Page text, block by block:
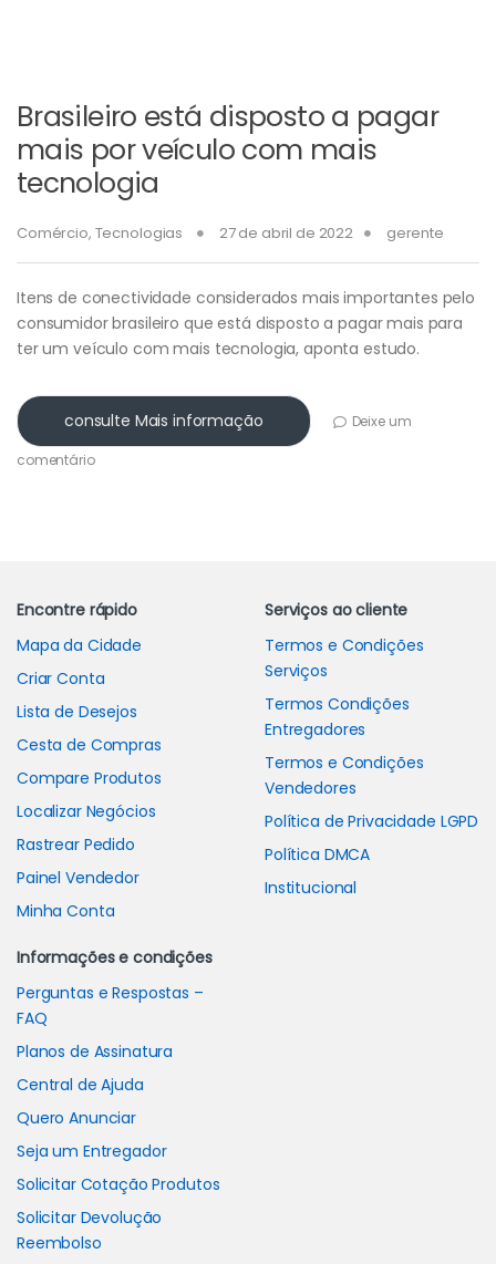
Brasileiro está disposto a pagar
mais por veículo com mais
tecnologia
Comércio, Tecnologias 27 de abril de 2022 gerente
Itens de conectividade considerados mais importantes pelo
consumidor brasileiro que está disposto a pagar mais para
ter um veículo com mais tecnologia, aponta estudo.
consulte Mais informação Deixe um
comentário
Encontre rápido
Mapa da Cidade
Criar Conta
Lista de Desejos
Cesta de Compras
Compare Produtos
Localizar Negócios
Rastrear Pedido
Painel Vendedor
Minha Conta
Serviços ao cliente
Termos e Condições
Serviços
Termos Condições
Entregadores
Termos e Condições
Vendedores
Política de Privacidade LGPD
Política DMCA
Institucional
Informações e condições
Perguntas e Respostas –
FAQ
Planos de Assinatura
Central de Ajuda
Quero Anunciar
Seja um Entregador
Solicitar Cotação Produtos
Solicitar Devolução
Reembolso